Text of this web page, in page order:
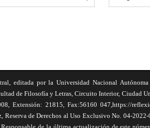
editada por la Universidad Nacional
de Filosofía y Letras, Circuito Interior, Ciudad
Extensión: 21815, Fax:56160 047,https://
de Derechos al Uso Exclusivo No. 04-